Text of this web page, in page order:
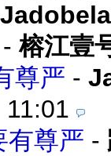
-榕江壹
尊严 -
有尊严 -